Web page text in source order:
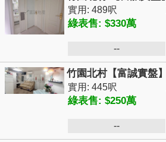
實用: 489呎
綠表售: $330萬
--
竹園北村【富誠實盤】
實用: 445呎
綠表售: $250萬
--